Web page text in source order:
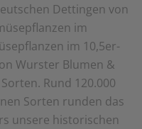
Dettingen von
im
im 10,5er-
Wurster Blumen &
Rund 120.000
Sorten runden das
unsere historischen